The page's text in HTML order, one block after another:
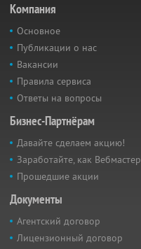
Компания
Основное
Публикации о нас
Вакансии
Правила сервиса
Ответы на вопросы
Бизнес-Партнёрам
Давайте сделаем акцию!
Заработайте, как Вебмастер
Прошедшие акции
Документы
Агентский договор
Лицензионный договор